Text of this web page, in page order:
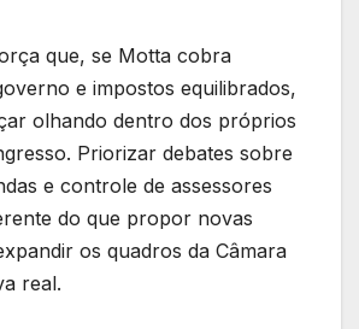
que, se Motta cobra
e impostos equilibrados,
olhando dentro dos próprios
Priorizar debates sobre
e controle de assessores
do que propor novas
os quadros da Câmara
real.